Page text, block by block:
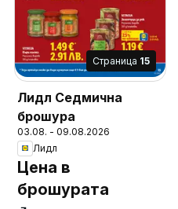
Cтраница 15
Лидл Седмична
брошура
03.08. - 09.08.2026
Лидл
Цена в
брошурата